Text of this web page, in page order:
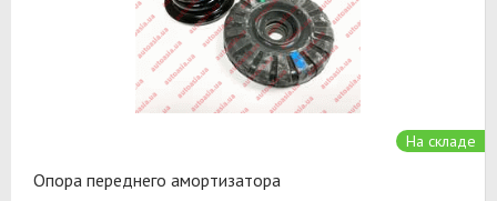
На складе
Опора переднего амортизатора